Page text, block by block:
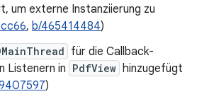
um externe Instanziierung zu
, b/465414484)
für die Callback-
Listenern in PdfView hinzugefügt
)